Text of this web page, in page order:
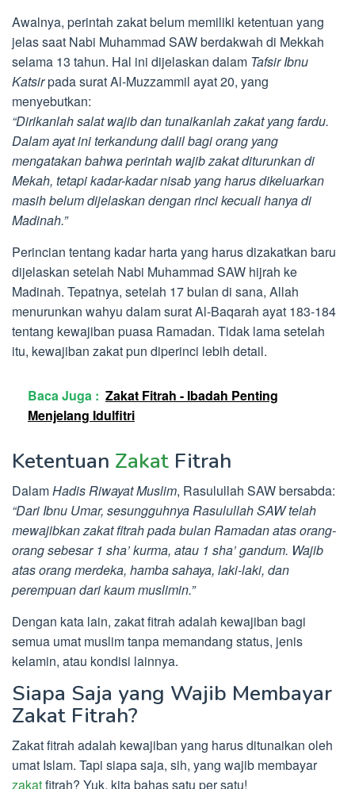
Awalnya, perintah zakat belum memiliki ketentuan yang
jelas saat Nabi Muhammad SAW berdakwah di Mekkah
selama 13 tahun. Hal ini dijelaskan dalam Tafsir Ibnu
Katsirpada surat Al-Muzzammil ayat 20, yang
menyebutkan:
“Dirikanlah salat wajib dan tunaikanlah zakat yang fardu.
Dalam ayat ini terkandung dalil bagi orang yang
mengatakan bahwa perintah wajib zakat diturunkan di
Mekah, tetapi kadar-kadar nisab yang harus dikeluarkan
masih belum dijelaskan dengan rinci kecuali hanya di
Madinah.”
Perincian tentang kadar harta yang harus dizakatkan baru
dijelaskan setelah Nabi Muhammad SAW hijrah ke
Madinah. Tepatnya, setelah 17 bulan di sana, Allah
menurunkan wahyu dalam surat Al-Baqarah ayat 183-184
tentang kewajiban puasa Ramadan. Tidak lama setelah
itu, kewajiban zakat pun diperinci lebih detail.
Baca Juga : Zakat Fitrah - Ibadah Penting
Menjelang Idulfitri
Ketentuan Zakat Fitrah
DalamHadis Riwayat Muslim, Rasulullah SAW bersabda:
“Dari Ibnu Umar, sesungguhnya Rasulullah SAW telah
mewajibkan zakat fitrah pada bulan Ramadan atas orang-
orang sebesar 1 sha’ kurma, atau 1 sha’ gandum. Wajib
atas orang merdeka, hamba sahaya, laki-laki, dan
perempuan dari kaum muslimin.”
Dengan kata lain, zakat fitrah adalah kewajiban bagi
semua umat muslim tanpa memandang status, jenis
kelamin, atau kondisi lainnya.
Siapa Saja yang Wajib Membayar
Zakat Fitrah?
Zakat fitrah adalah kewajiban yang harus ditunaikan oleh
umat Islam. Tapi siapa saja, sih, yang wajib membayar
zakatfitrah? Yuk, kita bahas satu per satu!